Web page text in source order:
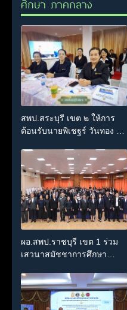
ศึกษา ภาคกลาง
สพป.สระบุรี เขต ๒ ให้การ
ต้อนรับนายพิเชฐร์ วันทอง ผู้
ศึกษาธิการ เขตตรวจราชการ
ที่ ๑ ในโอกาสลงพื้นที่ตรวจ
ราชการและติดตามการ
ดำเนินงานตามนโยบาย
กระทรวงศึกษาธิการ ประจำ
ปีงบประมาณ พ.ศ. ๒๕๖๙
รอบที่ ๒/๒๕๖๙
ผอ.สพป.ราชบุรี เขต 1 ร่วม
เสวนาสมัชชาการศึกษา
นิเวศการศึกษา ขับเคลื่อน
เมืองแห่งการเรียนรู้ พัฒนา
ทุนมนุษย์ราชบุรีอย่างยั่งยืน”